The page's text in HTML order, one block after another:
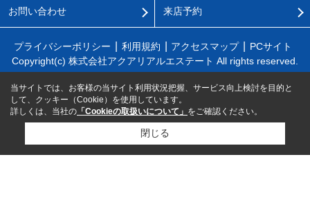
お問い合わせ 来店予約
プライバシーポリシー 利用規約 アクセスマップ
PCサイト
Copyright(c) 株式会社アクアリアルエステート All rights reserved.
当サイトでは、お客様の当サイト利用状況把握、サービス向上検討を目的と
して、クッキー（Cookie）を使用しています。
詳しくは、当社の 「Cookieの取扱いについて」 をご確認ください。
閉じる